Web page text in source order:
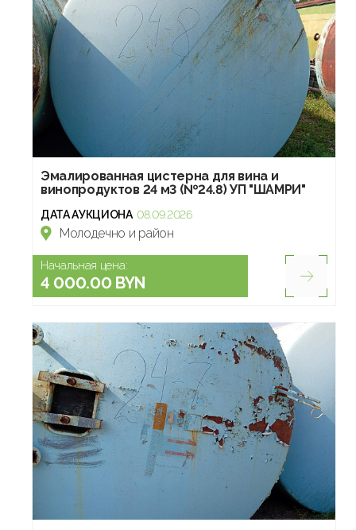
Эмалированная цистерна для вина и
винопродуктов 24 м3 (№24.8) УП "ШАМРИ"
ДАТА АУКЦИОНА 08.09.2026
Молодечно и район
Начальная цена:
4 000.00 BYN